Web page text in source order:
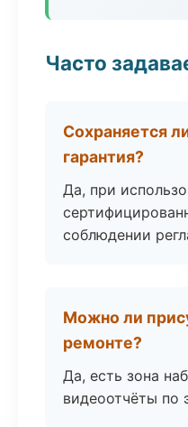
Часто
Сохраняется
гарантия?
Да, при
соблюдении
Можно ли
ремонте?
Да, есть зона
видеоотчёты по